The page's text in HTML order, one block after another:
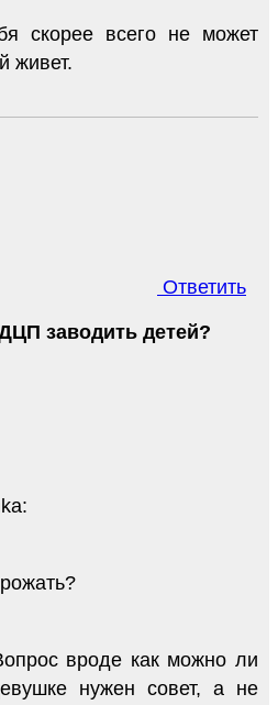
скорее всего не может
живет.
Ответить
заводить детей?
вроде как можно ли
нужен совет, а не